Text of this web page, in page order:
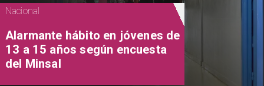
Nacional
Alarmante hábito en jóvenes de
13 a 15 años según encuesta
del Minsal